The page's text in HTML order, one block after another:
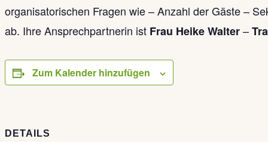
organisatorischen Fragen wie – Anzahl der Gäste –
ab. Ihre Ansprechpartnerin ist Frau Heike Walter–
Zum Kalender hinzufügen
DETAILS